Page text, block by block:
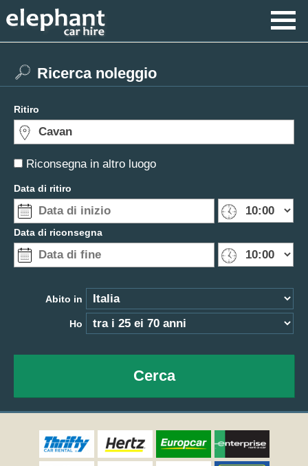
Riconsegna in altro luogo
Ricerca noleggio
Ritiro
Data di ritiro
Data di riconsegna
Abito in
Ho
Cerca